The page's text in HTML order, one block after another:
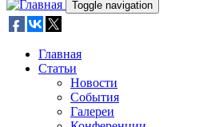
Toggle navigation
Главная
Статьи
Новости
События
Галереи